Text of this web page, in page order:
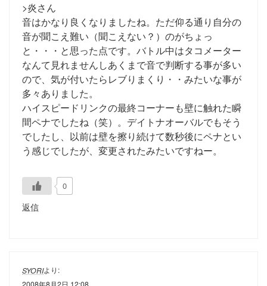
>炎さん
音はかなり良くなりましたね。ただ仰る通り自分の
音が聞こえ難い（聞こえない？）のがちょっ
と・・・と思った点です。バトル中はタコメーター
なんて見れませんしあくまで音で判断する事が多い
ので、気が付いたらレブりまくり・・みたいな事が
多々ありました。
ハイスピードリンクの最終コーナーも壁に触れた瞬
間ペナでしたね（笑）。デイトナオーバルでもそう
でしたし、以前は壁を擦り続けて数秒後にペナとい
う感じでしたが、変更されたみたいですねー。
0
返信
SYORIより: